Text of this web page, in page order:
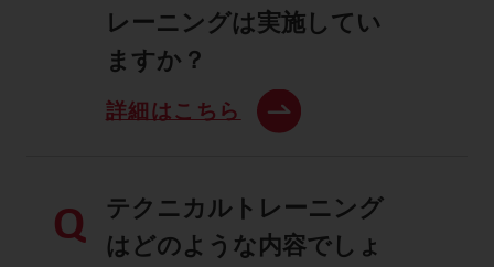
レーニングは実施してい
ますか？
詳細はこちら
Q
テクニカルトレーニング
はどのような内容でしょ